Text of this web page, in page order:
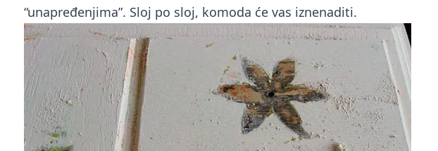
“unapređenjima”. Sloj po sloj, komoda će vas iznenaditi.